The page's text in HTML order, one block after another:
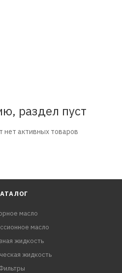
раздел пуст
активных товаров
масло
масло
жидкость
жидкость